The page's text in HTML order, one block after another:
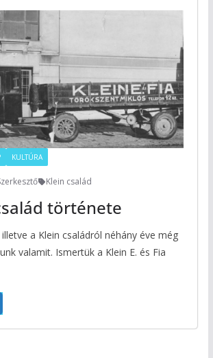
KULTÚRA
Klein család
története
a Klein családról néhány éve még
valamit. Ismertük a Klein E. és Fia